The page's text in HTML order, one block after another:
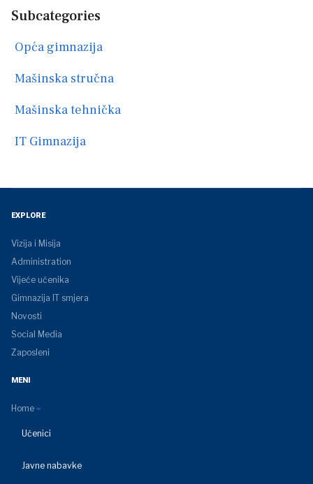
Subcategories
Opća gimnazija
Mašinska stručna
Mašinska tehnička
IT Gimnazija
EXPLORE
Vizija i Misija
Administration
Vijeće učenika
Gimnazija IT smjera
Novosti
Social Media
Zaposleni
MENI
Home
Učenici
Javne nabavke